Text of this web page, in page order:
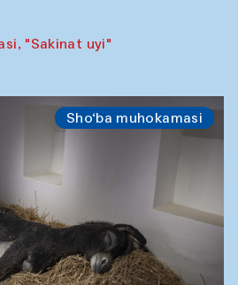
"Sakinat uyi"
Sho‘ba muhokamasi